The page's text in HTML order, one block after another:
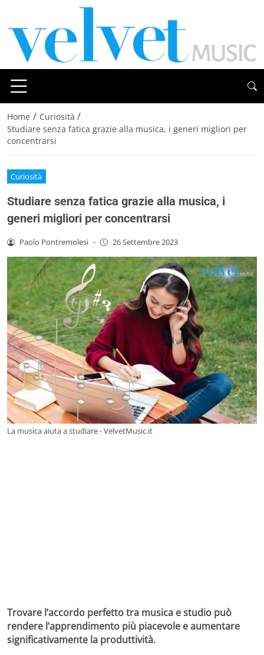
Home / Curiosità /
Studiare senza fatica grazie alla musica, i generi migliori per
concentrarsi
Curiosità
Studiare senza fatica grazie alla musica, i
generi migliori per concentrarsi
Paolo Pontremolesi - 26 Settembre 2023
La musica aiuta a studiare - VelvetMusic.it
Trovare l’accordo perfetto tra musica e studio può
rendere l’apprendimento più piacevole e aumentare
significativamente la produttività.